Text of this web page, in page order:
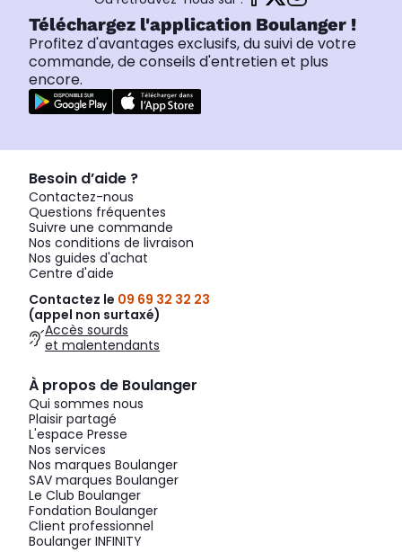
Téléchargez l'application Boulanger !
Profitez d'avantages exclusifs, du suivi de votre
commande, de conseils d'entretien et plus
encore.
Besoin d’aide ?
Contactez-nous
Questions fréquentes
Suivre une commande
Nos conditions de livraison
Nos guides d'achat
Centre d'aide
Contactez le 09 69 32 32 23
(appel non surtaxé)
Accès sourds
et malentendants
À propos de Boulanger
Qui sommes nous
Plaisir partagé
L'espace Presse
Nos services
Nos marques Boulanger
SAV marques Boulanger
Le Club Boulanger
Fondation Boulanger
Client professionnel
Boulanger INFINITY